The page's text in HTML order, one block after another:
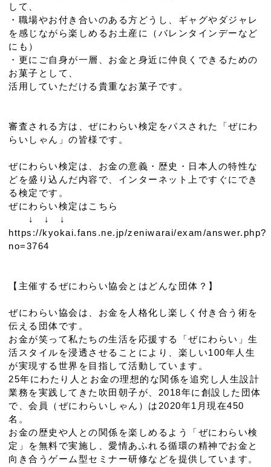
して、
・職場やお付き合いのある方どうし、ギャグやダジャレ
を感じながら楽しめるお土産に（バレンタインデーなど
にも）
・更にご自身が一層、お金と身近に仲良くできるための
お菓子として、
活用していただける貴重なお菓子です。
審査される方は、ぜにわらい検定をパスされた「ぜにわ
らいしゃん」の皆様です。
ぜにわらい検定は、お金の意義・歴史・日本人の特性な
どを盛り込んだ内容で、インターネット上ですぐにでき
る検定です。
ぜにわらい検定はこちら
↓ ↓ ↓
https://kyokai.fans.ne.jp/zeniwarai/exam/answer.php?
no=3764
【主催するぜにわらい協会とはどんな団体？】
ぜにわらい協会は、お金を人格化し楽しく付き合う術を
伝える団体です。
お金が笑って私たちの生活を応援する「ぜにわらい」生
活スタイルを浸透させることにより、楽しい100年人生
が実現する世界を目指して活動しています。
25年にわたり人とお金の理想的な関係を追究し人生設計
業務を実践してきた吹田朝子が、2018年に創設した団体
で、会員（ぜにわらいしゃん）は2020年1月現在450
名。
お金の歴史や人との関係を楽しめるよう「ぜにわらい検
定」を無料で実施し、愛情あふれる循環の精神でお金と
向き合うゲーム型セミナー研修などを提供しています。